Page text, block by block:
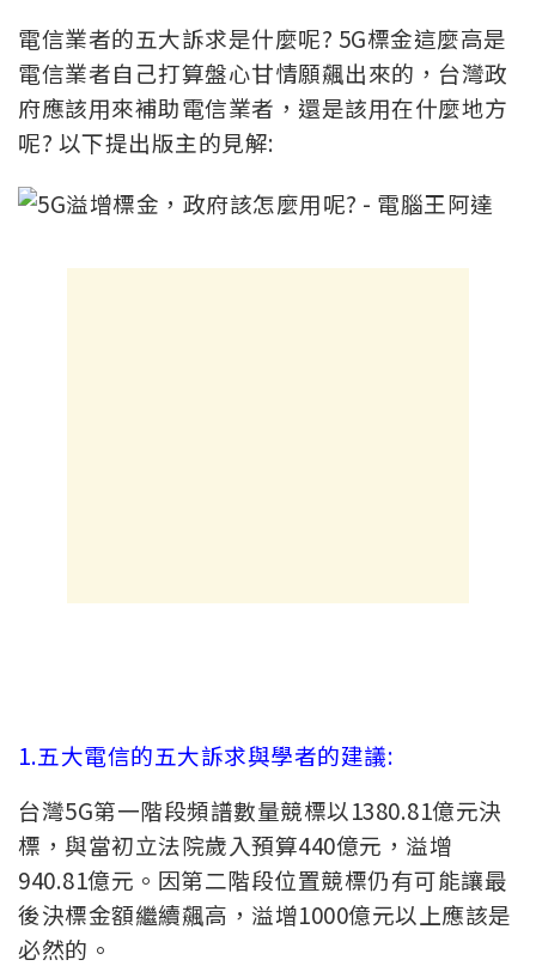
電信業者的五大訴求是什麼呢? 5G標金這麼高是
電信業者自己打算盤心甘情願飆出來的，台灣政
府應該用來補助電信業者，還是該用在什麼地方
呢? 以下提出版主的見解:
1.五大電信的五大訴求與學者的建議:
台灣5G第一階段頻譜數量競標以1380.81億元決
標，與當初立法院歲入預算440億元，溢增
940.81億元。因第二階段位置競標仍有可能讓最
後決標金額繼續飆高，溢增1000億元以上應該是
必然的。